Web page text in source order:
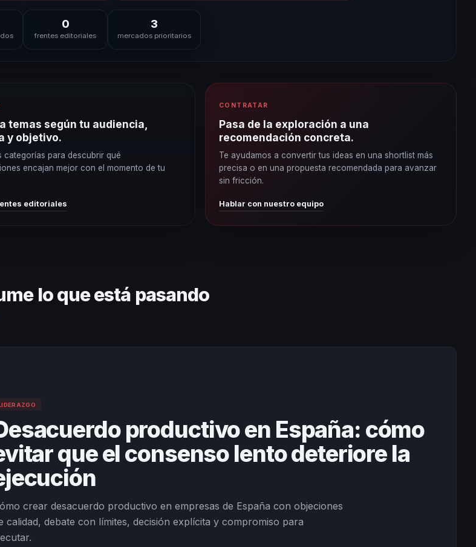
0
frentes editoriales
3
mercados prioritarios
temas según tu audiencia,
y objetivo.
categorías para descubrir qué
encajan mejor con el momento de tu
editoriales
CONTRATAR
Pasa de la exploración a una
recomendación concreta.
Te ayudamos a convertir tus ideas en una shortlist más
precisa o en una propuesta recomendada para avanzar
sin fricción.
Hablar con nuestro equipo
lo que está pasando
productivo en España: cómo
que el consenso lento deteriore la
crear desacuerdo productivo en empresas de España con objeciones
calidad, debate con límites, decisión explícita y compromiso para